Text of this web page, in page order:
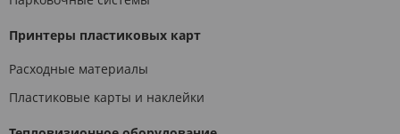
Принтеры пластиковых карт
Расходные материалы
Пластиковые карты и наклейки